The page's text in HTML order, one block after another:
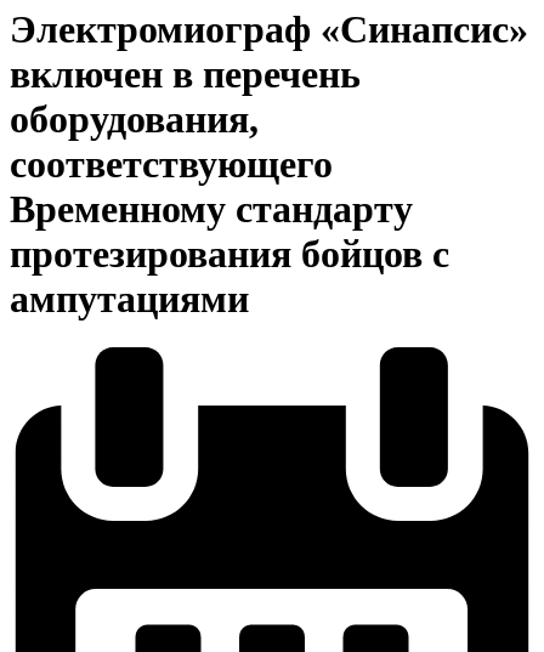
Электромиограф «Синапсис»
включен в перечень
оборудования,
соответствующего
Временному стандарту
протезирования бойцов с
ампутациями